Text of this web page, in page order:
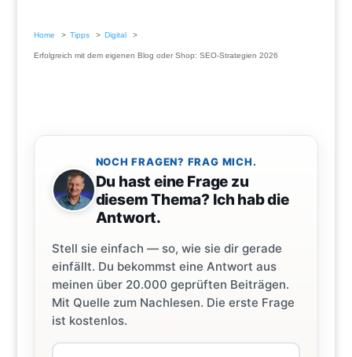
Home Tipps Digital
Erfolgreich mit dem eigenen Blog oder Shop: SEO-Strategien 2026
NOCH FRAGEN? FRAG MICH.
Du hast eine Frage zu
diesem Thema? Ich hab die
Antwort.
Stell sie einfach — so, wie sie dir gerade
einfällt. Du bekommst eine Antwort aus
meinen über 20.000 geprüften Beiträgen.
Mit Quelle zum Nachlesen. Die erste Frage
ist kostenlos.